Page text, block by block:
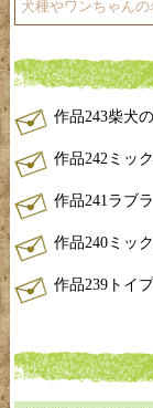
作品243柴犬
作品242ミッ
作品241ラブ
作品240ミッ
作品239トイ